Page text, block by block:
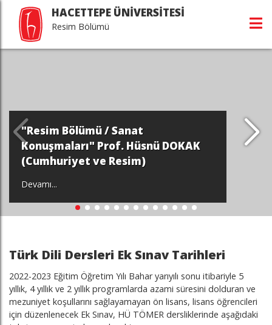
HACETTEPE ÜNİVERSİTESİ
Resim Bölümü
"Resim Bölümü / Sanat
Konuşmaları" Prof. Hüsnü DOKAK
(Cumhuriyet ve Resim)
Devamı...
Türk Dili Dersleri Ek Sınav Tarihleri
2022-2023 Eğitim Öğretim Yılı Bahar yarıyılı sonu itibariyle 5
yıllık, 4 yıllık ve 2 yıllık programlarda azami süresini dolduran ve
mezuniyet koşullarını sağlayamayan ön lisans, lisans öğrencileri
için düzenlenecek Ek Sınav, HÜ TÖMER dersliklerinde aşağıdaki